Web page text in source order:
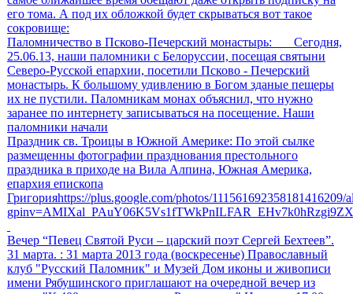
его тома. А под их обложкой будет скрываться вот такое
сокровище:
Паломничество в Псково-Печерский монастырь: Сегодня,
25.06.13, наши паломники с Белоруссии, посещая святыни
Северо-Русской епархии, посетили Псково - Печерский
монастырь. К большому удивлению в Богом зданые пещеры
их не пустили. Паломникам монах объяснил, что нужно
заранее по интернету записываться на посещение. Наши
паломники начали
Праздник св. Троицы в Южной Америке: По этой сылке
размещенны фотографии празднования престольного
праздника в приходе на Вила Алпина, Южная Америка,
епархия епископа
Григорияhttps://plus.google.com/photos/111561692358181416209/
Вечер “Певец Святой Руси – царский поэт Сергей Бехтеев”.
31 марта. : 31 марта 2013 года (воскресенье) Православный
клуб "Русский Паломник" и Музей Дом иконы и живописи
имени Рябушинского приглашают на очередной вечер из